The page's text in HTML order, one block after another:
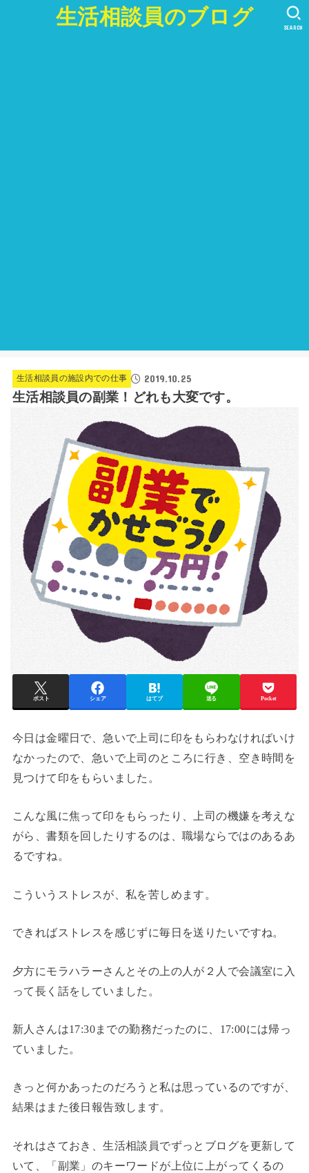
生活相談員のブログ SEARCH
生活相談員の施設内での仕事 2019.10.25
生活相談員の副業！どれも大変です。
ポスト シェア はてブ 送る Pocket
今日は金曜日で、急いで上司に印をもらわなければいけ
なかったので、急いで上司のところに行き、空き時間を
見つけて印をもらいました。
こんな風に焦って印をもらったり、上司の機嫌を考えな
がら、書類を回したりするのは、職場ならではのあるあ
るですね。
こういうストレスが、私を苦しめます。
できればストレスを感じずに毎日を送りたいですね。
夕方にモラハラーさんとその上の人が２人で会議室に入
って長く話をしていました。
新人さんは17:30までの勤務だったのに、17:00には帰っ
ていました。
きっと何かあったのだろうと私は思っているのですが、
結果はまた後日報告致します。
それはさておき、生活相談員でずっとブログを更新して
いて、「副業」のキーワードが上位に上がってくるの